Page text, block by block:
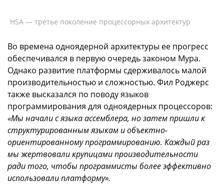
HSA — третье поколение процессорных архитектур
Во времена одноядерной архитектуры ее прогресс
обеспечивался в первую очередь законом Мура.
Однако развитие платформы сдерживалось малой
производительностью и сложностью. Фил Роджерс
также высказался по поводу языков
программирования для одноядерных процессоров:
«Мы начали с языка ассемблера, но затем пришли к
структурированным языкам и объектно-
ориентированному программированию. Каждый раз
мы жертвовали крупицами производительности
ради того, чтобы программисты более эффективно
использовали платформу».